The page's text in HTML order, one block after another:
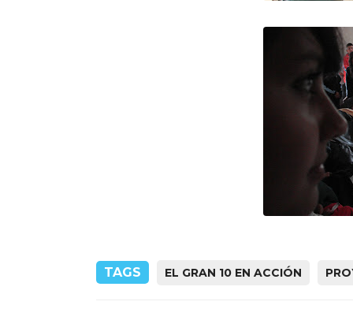
TAGS EL GRAN 10 EN ACCIÓN